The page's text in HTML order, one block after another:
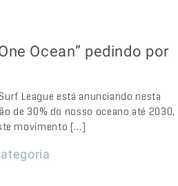
Ocean” pedindo por
League está anunciando nesta
de 30% do nosso oceano até 2030,
movimento […]